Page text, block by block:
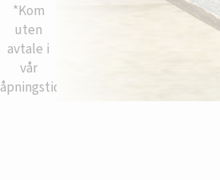
*Kom
uten
avtale i
vår
åpningstid